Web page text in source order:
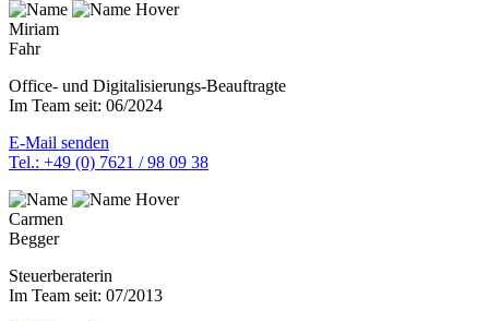
Miriam
Fahr
Office- und Digitalisierungs-Beauftragte
Im Team seit: 06/2024
E-Mail senden
Tel.: +49 (0) 7621 / 98 09 38
Carmen
Begger
Steuerberaterin
Im Team seit: 07/2013